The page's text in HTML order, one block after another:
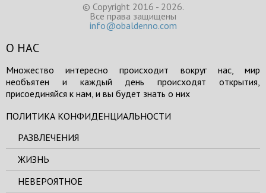
© Copyright 2016 - 2026.
Все права защищены
info@obaldenno.com
О НАС
Множество интересно происходит вокруг нас, мир
необъятен и каждый день происходят открытия,
присоединяйся к нам, и вы будет знать о них
ПОЛИТИКА КОНФИДЕНЦИАЛЬНОСТИ
РАЗВЛЕЧЕНИЯ
ЖИЗНЬ
НЕВЕРОЯТНОЕ